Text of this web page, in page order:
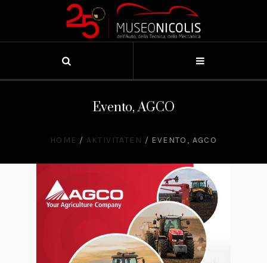
Evento, AGCO
HOME / AKTIVITÄTEN / EVENTO, AGCO